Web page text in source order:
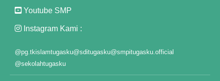
Youtube SMP
Instagram Kami :
@pg.tkislamtugasku@sditugasku@smpitugasku.official
@sekolahtugasku